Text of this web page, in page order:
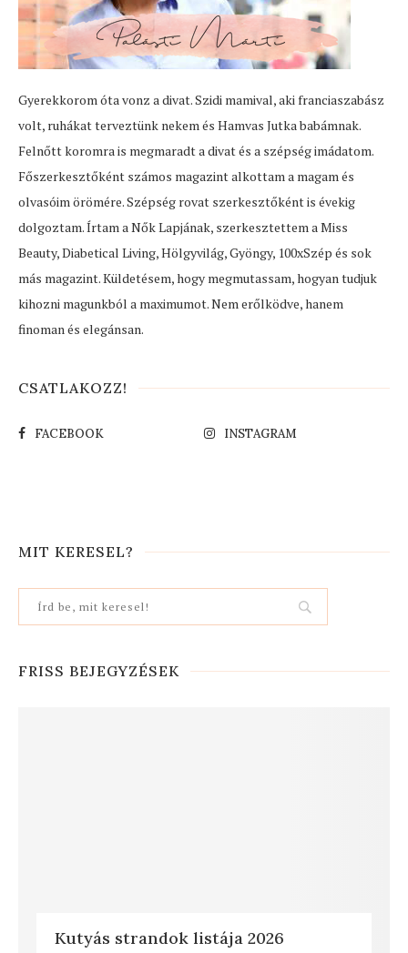
Gyerekkorom óta vonz a divat. Szidi mamival, aki franciaszabász
volt, ruhákat terveztünk nekem és Hamvas Jutka babámnak.
Felnőtt koromra is megmaradt a divat és a szépség imádatom.
Főszerkesztőként számos magazint alkottam a magam és
olvasóim örömére. Szépség rovat szerkesztőként is évekig
dolgoztam. Írtam a Nők Lapjának, szerkesztettem a Miss
Beauty, Diabetical Living, Hölgyvilág, Gyöngy, 100xSzép és sok
más magazint. Küldetésem, hogy megmutassam, hogyan tudjuk
kihozni magunkból a maximumot. Nem erőlködve, hanem
finoman és elegánsan.
CSATLAKOZZ!
FACEBOOK INSTAGRAM
MIT KERESEL?
FRISS BEJEGYZÉSEK
Kutyás strandok listája 2026